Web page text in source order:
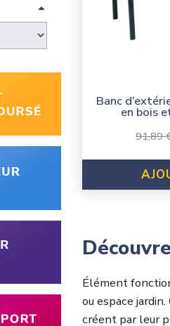
Banc
en bois
Prix
91,89
Élément
ou espace
créent par leur